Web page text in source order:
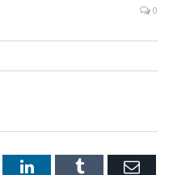
0
LinkedInTumblr Email